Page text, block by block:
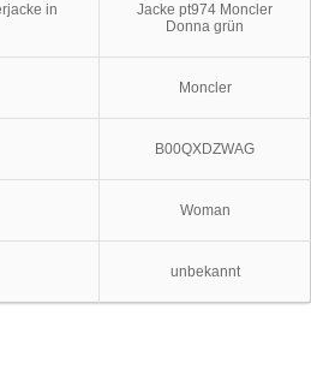
in
Jacke pt974 Moncler
Donna grün
Moncler
B00QXDZWAG
Woman
unbekannt